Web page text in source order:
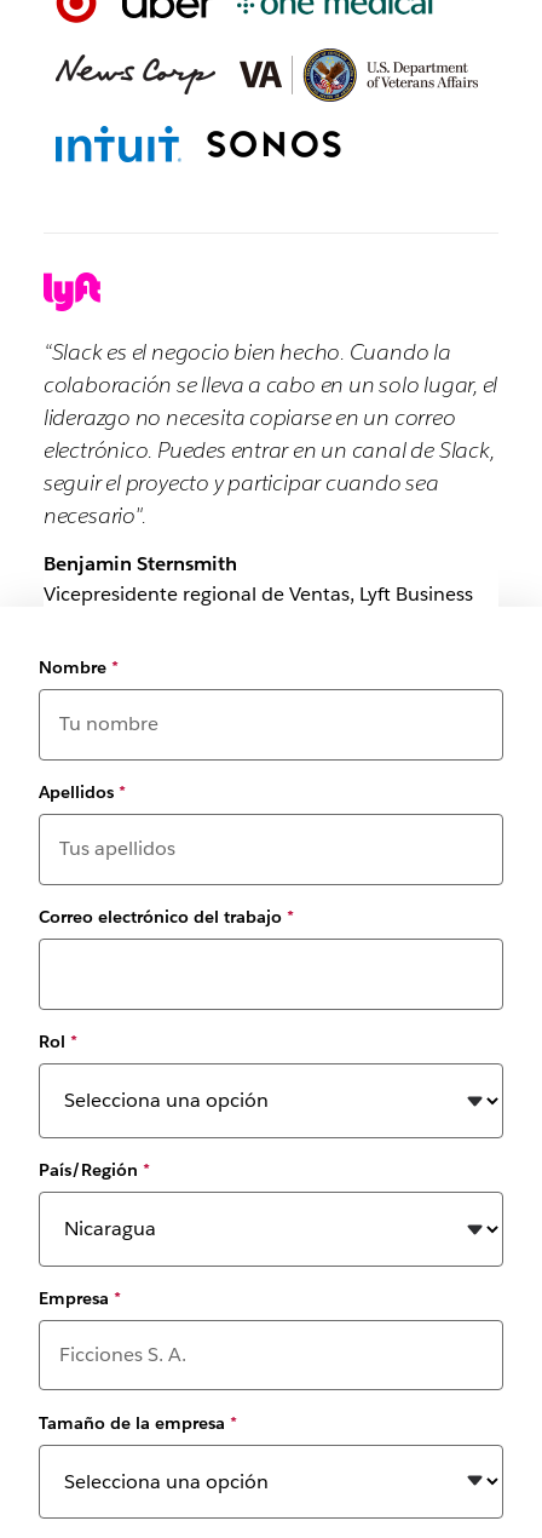
“Slack es el negocio bien hecho. Cuando la
colaboración se lleva a cabo en un solo lugar, el
liderazgo no necesita copiarse en un correo
electrónico. Puedes entrar en un canal de Slack,
seguir el proyecto y participar cuando sea
necesario".
Benjamin Sternsmith
Vicepresidente regional de Ventas, Lyft Business
Nombre *
Apellidos *
Correo electrónico del trabajo *
Rol *
País/Región *
Empresa *
Tamaño de la empresa *